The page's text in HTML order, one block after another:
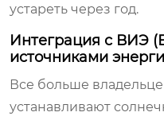
устареть через год.
Интеграция с ВИЭ
источниками
Все больше
устанавливают